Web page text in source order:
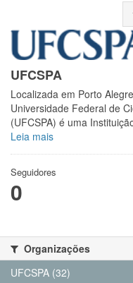
UFCSPA
Localizada em Porto
Universidade Federal de
(UFCSPA) é uma
Leia mais
Seguidores
0
Organizações
UFCSPA (32)